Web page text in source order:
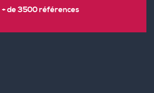
+ de 3500 références